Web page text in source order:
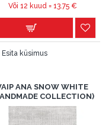
Või 12 kuud = 13.75€
Esita küsimus
ANA SNOW WHITE
COLLECTION)